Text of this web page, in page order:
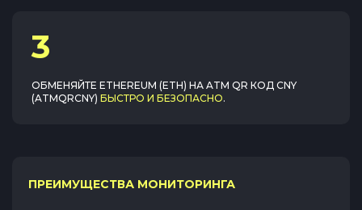
3
ОБМЕНЯЙТЕ ETHEREUM (ETH) НА ATM QR КОД CNY
(ATMQRCNY) БЫСТРО И БЕЗОПАСНО.
ПРЕИМУЩЕСТВА МОНИТОРИНГА